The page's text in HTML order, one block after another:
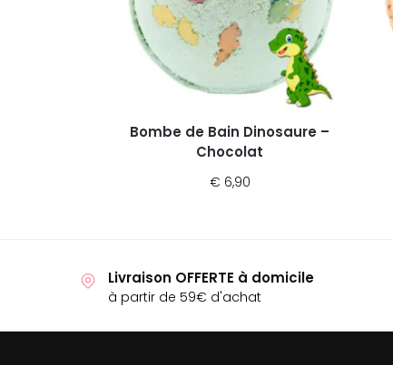
Bombe de Bain Dinosaure –
Chocolat
€ 6,90
Livraison OFFERTE à domicile
à partir de 59€ d'achat